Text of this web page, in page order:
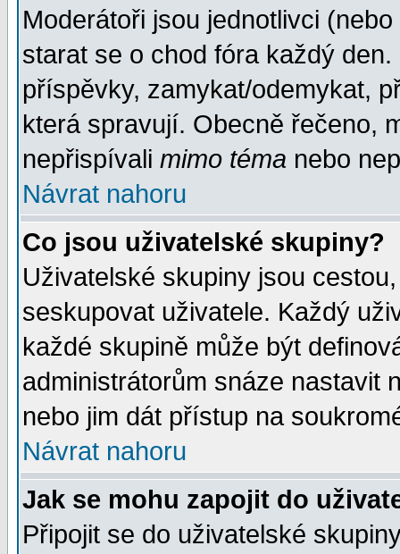
Moderátoři jsou jednotlivci
starat se o chod fóra každý
příspěvky, zamykat/odemykat,
která spravují. Obecně řečeno,
nepřispívali mimo téma nebo
Návrat nahoru
Co jsou uživatelské skupiny?
Uživatelské skupiny jsou
seskupovat uživatele. Každý
každé skupině může být
administrátorům snáze nastavit
nebo jim dát přístup na
Návrat nahoru
Jak se mohu zapojit do
Připojit se do uživatelské